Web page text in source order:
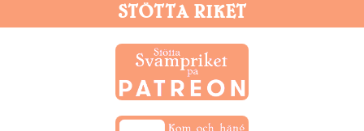
STÖTTA RIKET